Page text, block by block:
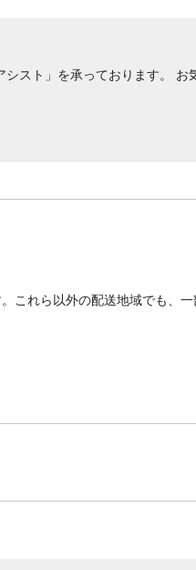
スト」を承っております。 お
これら以外の配送地域でも、一